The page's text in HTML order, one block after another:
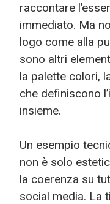
raccontare
immediato. Ma
logo come alla
sono altri
la palette colori,
che definiscono
insieme.
Un esempio
non è solo
la coerenza su
social media. La